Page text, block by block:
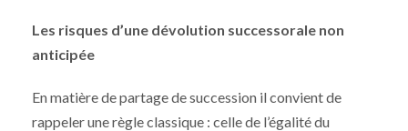
Les risques d’une dévolution successorale non
anticipée
En matière de partage de succession il convient de
rappeler une règle classique : celle de l’égalité du